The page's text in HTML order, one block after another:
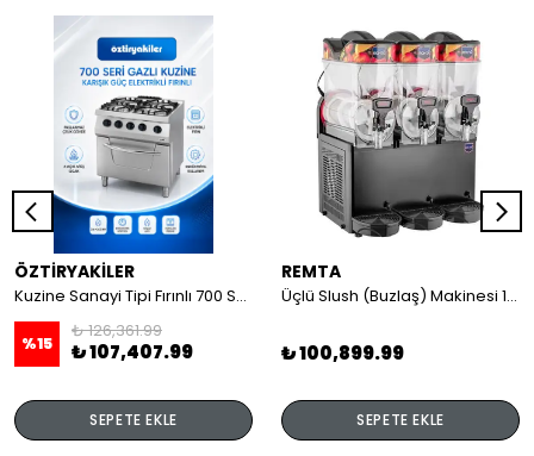
ÖZTİRYAKİLER
Kuzine Sanayi Tipi Fırınlı 700 Seri Gazlı 4 Açık Ateş 80x70x85 (Lp)-2X6Kw+2X7,5Kw+6Kw Elektrikli Fırın
%15
₺ 126,361.99
₺ 107,407.99
SEPETE EKLE
REMTA
Üçlü Slush (Buzlaş) Makinesi 12+12+12 lt
₺ 100,899.99
SEPETE EKLE